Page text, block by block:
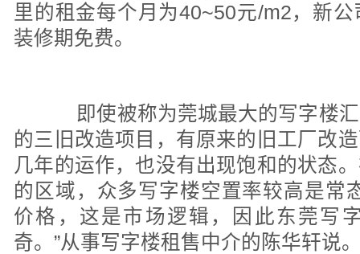
里的租金每个月为40~50元/m2，新
装修期免费。
即使被称为莞城最大的写字楼汇
的三旧改造项目，有原来的旧工厂改
几年的运作，也没有出现饱和的状态
的区域，众多写字楼空置率较高是常
价格，这是市场逻辑，因此东莞写
奇。”从事写字楼租售中介的陈华轩说